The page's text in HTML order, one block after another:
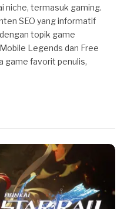
niche, termasuk gaming.
SEO yang informatif
topik game
Legends dan Free
game favorit penulis,